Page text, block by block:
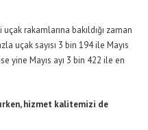
rakamlarına bakıldığı zaman
uçak sayısı 3 bin 194 ile Mayıs
yine Mayıs ayı 3 bin 422 ile en
,hizmet kalitemizi de